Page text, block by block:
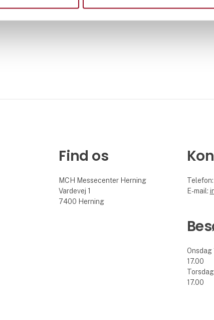
Find os
MCH Messecenter Herning
Vardevej 1
7400 Herning
E-mail:
Onsdag
17.00
17.00